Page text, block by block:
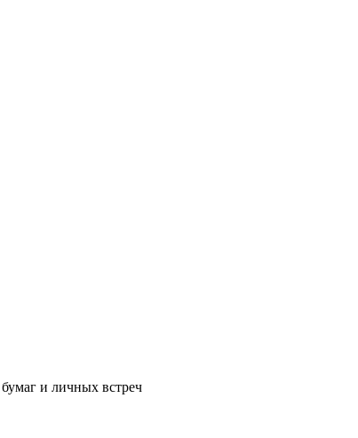
и личных встреч